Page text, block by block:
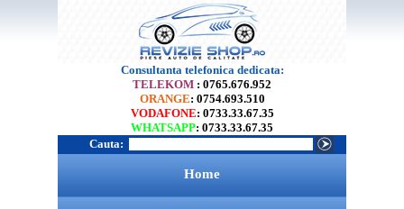
Consultanta telefonica dedicata:
TELEKOM : 0765.676.952
ORANGE: 0754.693.510
VODAFONE: 0733.33.67.35
WHATSAPP: 0733.33.67.35
Cauta:
Home